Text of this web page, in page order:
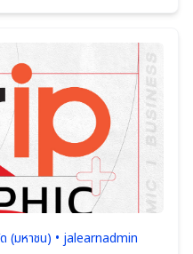
(มหาชน) • jalearnadmin